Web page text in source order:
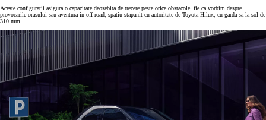
Aceste configuratii asigura o capacitate deosebita de trecere peste orice obstacole, fie ca vorbim despre
provocarile orasului sau aventura in off-road, spatiu stapanit cu autoritate de Toyota Hilux, cu garda sa la sol de
310 mm.